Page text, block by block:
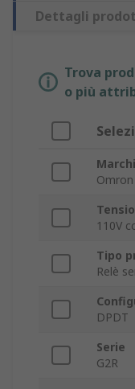
Dettagli
Trova
o più
Omron
110V cc
Tipo
Relè
DPDT
Serie
G2R